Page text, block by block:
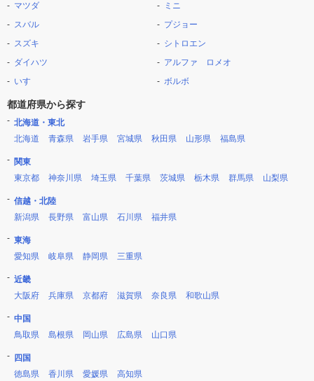
マツダ
スバル
スズキ
ダイハツ
いすゞ
ミニ
プジョー
シトロエン
アルファ ロメオ
ボルボ
都道府県から探す
北海道・東北
北海道
青森県 岩手県 宮城県 秋田県 山形県 福島県
関東
東京都
神奈川県 埼玉県 千葉県 茨城県 栃木県 群馬県 山梨県
信越・北陸
新潟県
長野県 富山県 石川県 福井県
東海
愛知県
岐阜県 静岡県 三重県
近畿
大阪府
兵庫県 京都府 滋賀県 奈良県 和歌山県
中国
鳥取県
島根県 岡山県 広島県 山口県
四国
徳島県
香川県 愛媛県 高知県